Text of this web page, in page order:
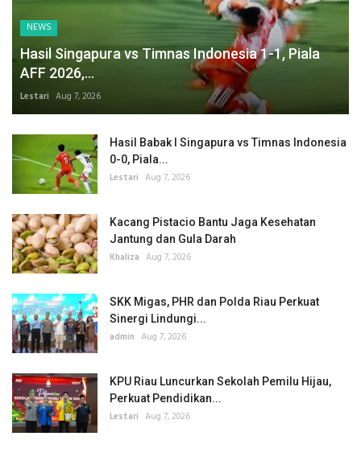
NEWS
Hasil Singapura vs Timnas Indonesia 1-1, Piala
AFF 2026,...
Lestari Aug 7, 2026
Hasil Babak I Singapura vs Timnas Indonesia
0-0, Piala...
Lestari Aug 7, 2026
Kacang Pistacio Bantu Jaga Kesehatan
Jantung dan Gula Darah
Khaliza Aug 7, 2026
SKK Migas, PHR dan Polda Riau Perkuat
Sinergi Lindungi...
admin Aug 7, 2026
KPU Riau Luncurkan Sekolah Pemilu Hijau,
Perkuat Pendidikan...
Lestari Aug 7, 2026